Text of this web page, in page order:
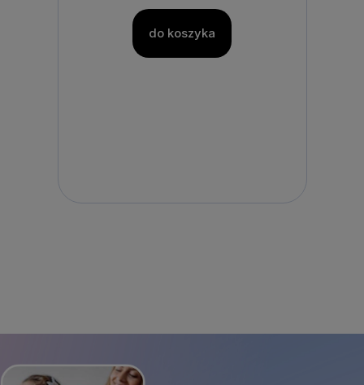
do koszyka